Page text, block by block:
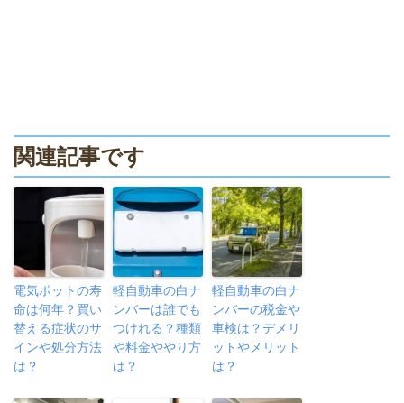
関連記事です
電気ポットの寿
命は何年？買い
替える症状のサ
インや処分方法
は？
軽自動車の白ナ
ンバーは誰でも
つけれる？種類
や料金ややり方
は？
軽自動車の白ナ
ンバーの税金や
車検は？デメリ
ットやメリット
は？